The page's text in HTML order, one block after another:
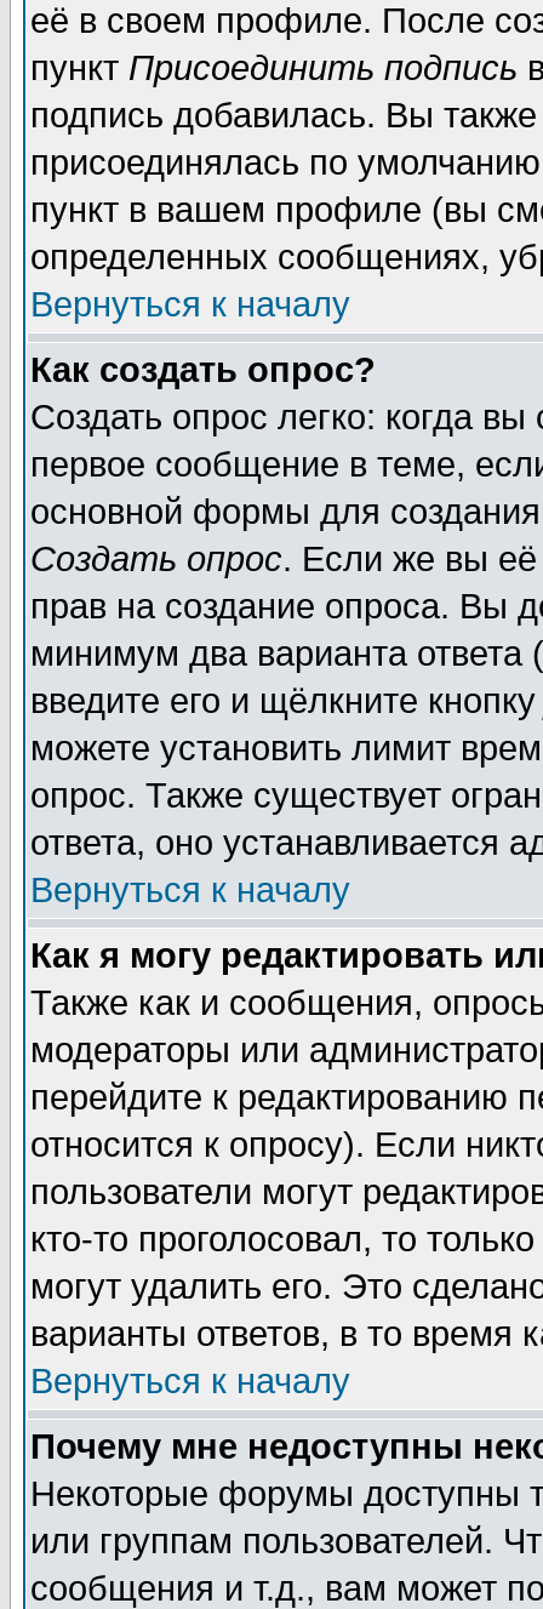
её в своем профиле. После
пункт Присоединить подпись
подпись добавилась. Вы
присоединялась по
пункт в вашем профиле (вы
определенных сообщениях,
Вернуться к началу
Как создать опрос?
Создать опрос легко: когда
первое сообщение в теме,
основной формы для
Создать опрос. Если же вы её
прав на создание опроса. Вы
минимум два варианта ответа
введите его и щёлкните
можете установить лимит
опрос. Также существует
ответа, оно устанавливается
Вернуться к началу
Как я могу редактировать
Также как и сообщения,
модераторы или
перейдите к редактированию
относится к опросу). Если
пользователи могут
кто-то проголосовал, то
могут удалить его. Это
варианты ответов, в то время
Вернуться к началу
Почему мне недоступны
Некоторые форумы доступны
или группам пользователей.
сообщения и т.д., вам может